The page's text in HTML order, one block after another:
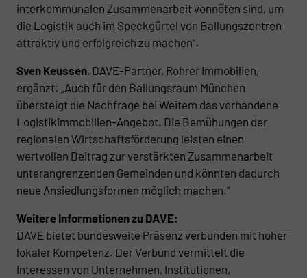
interkommunalen Zusammenarbeit vonnöten sind, um
die Logistik auch im Speckgürtel von Ballungszentren
attraktiv und erfolgreich zu machen“.
Sven Keussen, DAVE-Partner, Rohrer Immobilien,
ergänzt: „Auch für den Ballungsraum München
übersteigt die Nachfrage bei Weitem das vorhandene
Logistikimmobilien-Angebot. Die Bemühungen der
regionalen Wirtschaftsförderung leisten einen
wertvollen Beitrag zur verstärkten Zusammenarbeit
unterangrenzenden Gemeinden und könnten dadurch
neue Ansiedlungsformen möglich machen.“
Weitere Informationen zu DAVE:
DAVE bietet bundesweite Präsenz verbunden mit hoher
lokaler Kompetenz. Der Verbund vermittelt die
Interessen von Unternehmen, Institutionen,